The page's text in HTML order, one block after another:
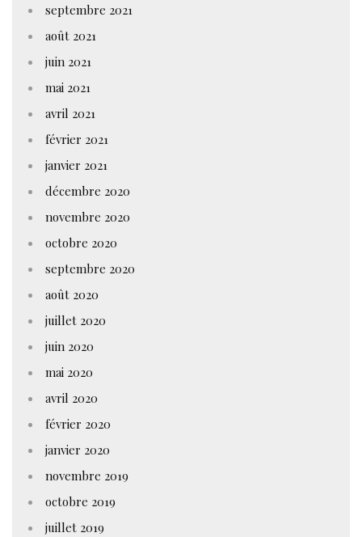
septembre 2021
août 2021
juin 2021
mai 2021
avril 2021
février 2021
janvier 2021
décembre 2020
novembre 2020
octobre 2020
septembre 2020
août 2020
juillet 2020
juin 2020
mai 2020
avril 2020
février 2020
janvier 2020
novembre 2019
octobre 2019
juillet 2019